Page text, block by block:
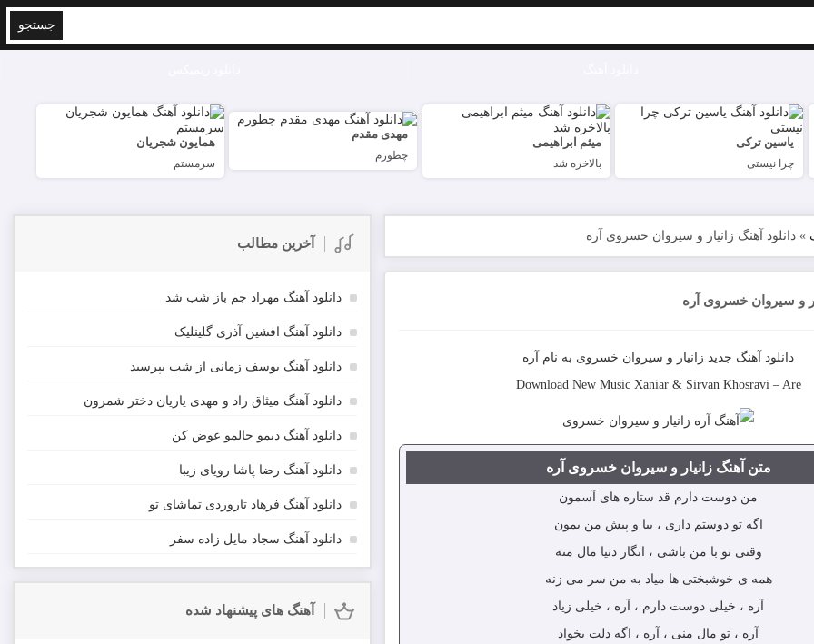
جستجو
یاسین ترکی
چرا نیستی
میثم ابراهیمی
بالاخره شد
مهدی مقدم
چطورم
همایون شجریان
سرمستم
» دانلود آهنگ زانیار و سیروان خسروی آره
و سیروان خسروی آره
دانلود آهنگ جدید زانیار و سیروان خسروی به نام
آره
Download New Music Xaniar & Sirvan Khosravi – Are
متن آهنگ زانیار و سیروان خسروی آره
من دوست دارم قد ستاره های آسمون
اگه تو دوستم داری ، بیا و پیش من بمون
وقتی تو با من باشی ، انگار دنیا مال منه
همه ی خوشبختی ها میاد به من سر می زنه
آره ، خیلی دوست دارم ، آره ، خیلی زیاد
آره ، تو مال منی ، آره ، اگه دلت بخواد
آخرین مطالب
دانلود آهنگ مهراد جم باز شب شد
دانلود آهنگ افشین آذری گلینلیک
دانلود آهنگ یوسف زمانی از شب بپرسید
دانلود آهنگ میثاق راد و مهدی یاریان دختر شمرون
دانلود آهنگ دیمو حالمو عوض کن
دانلود آهنگ رضا پاشا رویای زیبا
دانلود آهنگ فرهاد تاروردی تماشای تو
دانلود آهنگ سجاد مایل زاده سفر
آهنگ های پیشنهاد شده